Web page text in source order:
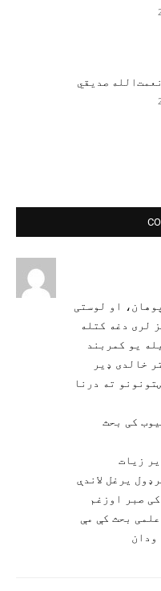
صدیقي
او لوستی
لری دغه کتله
یو کمربند
خالدی ډیر
ته درنا
کی بحث
زیات
یرغل لاندې
صبر اوزغم
بحث کې مې
ودان